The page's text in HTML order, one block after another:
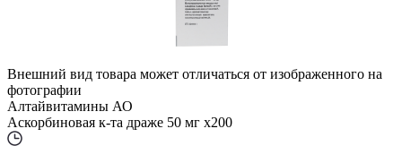
Внешний вид товара может отличаться от изображенного на
фотографии
Алтайвитамины АО
Аскорбиновая к-та драже 50 мг x200